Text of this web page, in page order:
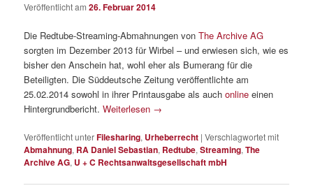
Veröffentlicht am26. Februar 2014
Die Redtube-Streaming-Abmahnungen vonThe Archive AG
sorgten im Dezember 2013 für Wirbel – und erwiesen sich, wie es
bisher den Anschein hat, wohl eher als Bumerang für die
Beteiligten. Die Süddeutsche Zeitung veröffentlichte am
25.02.2014 sowohl in ihrer Printausgabe als auchonline einen
Hintergrundbericht.Weiterlesen →
Veröffentlicht unterFilesharing, Urheberrecht |Verschlagwortet mit
Abmahnung, RA Daniel Sebastian, Redtube,Streaming,The
Archive AG, U + C Rechtsanwaltsgesellschaft mbH